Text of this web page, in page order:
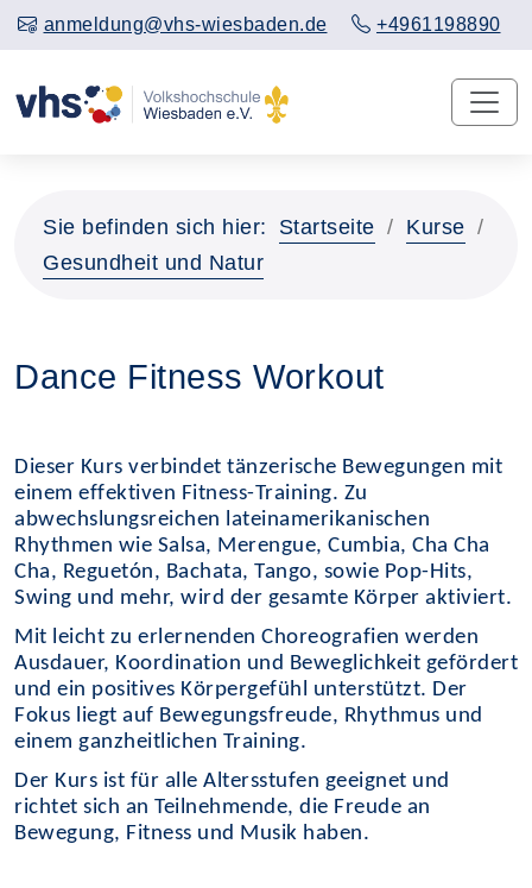
anmeldung@vhs-wiesbaden.de +4961198890
Sie befinden sich hier: Startseite
Kurse
Gesundheit und Natur
Dance Fitness Workout
Dieser Kurs verbindet tänzerische Bewegungen mit
einem effektiven Fitness-Training. Zu
abwechslungsreichen lateinamerikanischen
Rhythmen wie Salsa, Merengue, Cumbia, Cha Cha
Cha, Reguetón, Bachata, Tango, sowie Pop-Hits,
Swing und mehr, wird der gesamte Körper aktiviert.
Mit leicht zu erlernenden Choreografien werden
Ausdauer, Koordination und Beweglichkeit gefördert
und ein positives Körpergefühl unterstützt. Der
Fokus liegt auf Bewegungsfreude, Rhythmus und
einem ganzheitlichen Training.
Der Kurs ist für alle Altersstufen geeignet und
richtet sich an Teilnehmende, die Freude an
Bewegung, Fitness und Musik haben.